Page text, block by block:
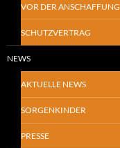
VOR DER ANSCHAFFUNG
SCHUTZVERTRAG
NEWS
AKTUELLE NEWS
SORGENKINDER
PRESSE